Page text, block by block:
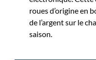
roues d’origine en
de l’argent sur le
saison.